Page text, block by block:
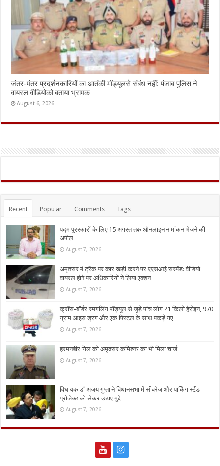
जंतर-मंतर प्रदर्शनकारियों का आतंकी मॉड्यूलसे संबंध नहीं: पंजाब पुलिस ने
वायरल वीडियोको बताया भ्रामक
August 6, 2026
Recent Popular Comments Tags
पद्म पुरस्कारों के लिए 15 अगस्त तक ऑनलाइन नामांकन भेजने की
अपील
August 7, 2026
अमृतसर में ट्रैक पर कार खड़ी करने पर एएसआई सस्पेंड: वीडियो
वायरल होने पर अधिकारियों ने लिया एक्शन
August 7, 2026
क्रॉस-बॉर्डर स्मगलिंग मॉड्यूल से जुड़े पांच लोग 21 किलो हेरोइन, 970
ग्राम आइस ड्रग और एक पिस्टल के साथ पकड़े गए
August 7, 2026
हरमनबीर गिल को अमृतसर कमिश्नर का भी मिला चार्ज
August 7, 2026
विधायक डॉ अजय गुप्ता ने विधानसभा में सीवरेज और पार्किंग स्टैंड
प्रोजेक्ट को लेकर उठाए मुद्दे
August 7, 2026